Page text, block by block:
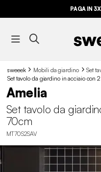
PAGA IN
sweeek Mobili da giardino
Set
Set tavolo da giardino in acciaio con
Amelia
Set tavolo da
70cm
MT70S2SAV